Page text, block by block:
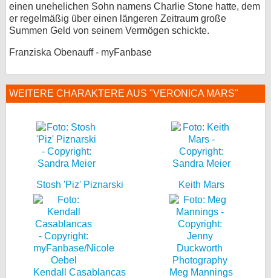
einen unehelichen Sohn namens Charlie Stone hatte, dem
er regelmäßig über einen längeren Zeitraum große
Summen Geld von seinem Vermögen schickte.
Franziska Obenauff - myFanbase
WEITERE CHARAKTERE AUS "VERONICA MARS"
Stosh 'Piz' Piznarski Keith Mars
Kendall Casablancas Meg Mannings